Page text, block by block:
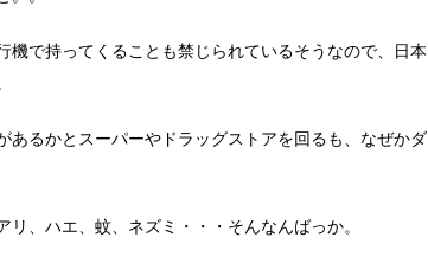
機で持ってくることも禁じられているそうなので、日本
あるかとスーパーやドラッグストアを回るも、なぜかダ
、ハエ、蚊、ネズミ・・・そんなんばっか。